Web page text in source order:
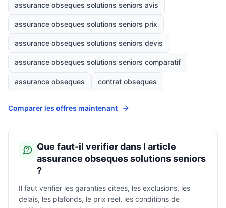
assurance obseques solutions seniors avis
assurance obseques solutions seniors prix
assurance obseques solutions seniors devis
assurance obseques solutions seniors comparatif
assurance obseques contrat obseques
Comparer les offres maintenant
Que faut-il verifier dans l article
assurance obseques solutions seniors
?
Il faut verifier les garanties citees, les exclusions, les
delais, les plafonds, le prix reel, les conditions de